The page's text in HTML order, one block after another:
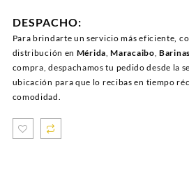
DESPACHO:
Para brindarte un servicio más eficiente,
distribución en Mérida,Maracaibo,Barinas
compra, despachamos tu pedido desde la
ubicación para que lo recibas en tiempo
comodidad.